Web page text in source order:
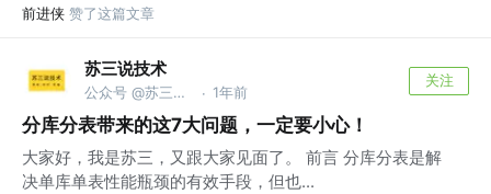
前进侠 赞了这篇文章
苏三说技术
公众号 @苏三说技术｜susan.net.cn · 1年前
关注
分库分表带来的这7大问题，一定要小心！
大家好，我是苏三，又跟大家见面了。 前言 分库分表是解
决单库单表性能瓶颈的有效手段，但也...